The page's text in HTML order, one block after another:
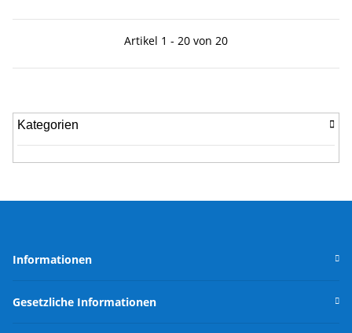
Artikel 1 - 20 von 20
Kategorien
Informationen
Gesetzliche Informationen